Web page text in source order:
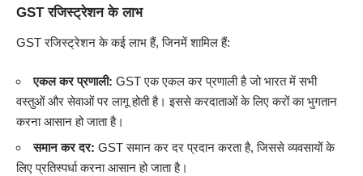
GST रजिस्ट्रेशन के लाभ
GST रजिस्ट्रेशन के कई लाभ हैं, जिनमें शामिल हैं:
एकल कर प्रणाली: GST एक एकल कर प्रणाली है जो भारत में सभी
वस्तुओं और सेवाओं पर लागू होती है। इससे करदाताओं के लिए करों का भुगतान
करना आसान हो जाता है।
समान कर दर: GST समान कर दर प्रदान करता है, जिससे व्यवसायों के
लिए प्रतिस्पर्धा करना आसान हो जाता है।